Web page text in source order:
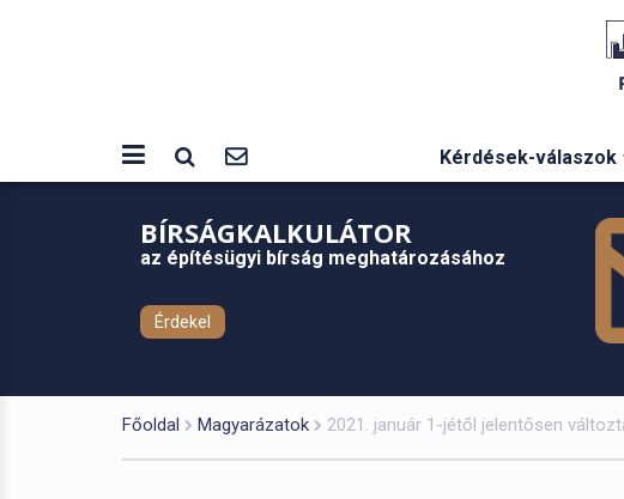
Kérdések-válaszok
BÍRSÁGKALKULÁTOR
az építésügyi bírság meghatározásához
Érdekel
Főoldal Magyarázatok 2021. január 1-jétől jelentősen